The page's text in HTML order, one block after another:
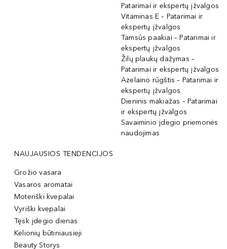
Patarimai ir ekspertų įžvalgos
Vitaminas E – Patarimai ir
ekspertų įžvalgos
Tamsūs paakiai – Patarimai ir
ekspertų įžvalgos
Žilų plaukų dažymas –
Patarimai ir ekspertų įžvalgos
Azelaino rūgštis – Patarimai ir
ekspertų įžvalgos
Dieninis makiažas – Patarimai
ir ekspertų įžvalgos
Savaiminio įdegio priemonės
naudojimas
NAUJAUSIOS TENDENCIJOS
Grožio vasara
Vasaros aromatai
Moteriški kvepalai
Vyriški kvepalai
Tęsk įdegio dienas
Kelionių būtiniausieji
Beauty Storys